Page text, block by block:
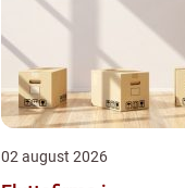
02 august 2026